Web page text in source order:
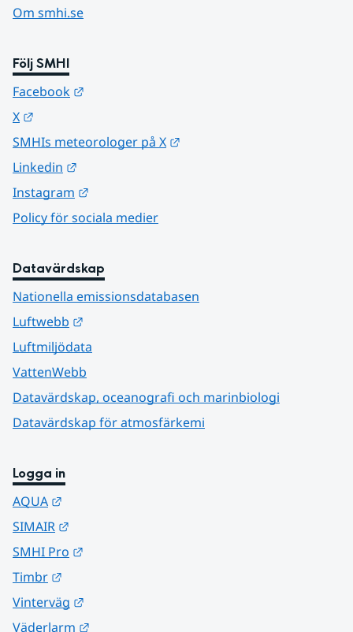
Om smhi.se
Följ SMHI
Facebook
X
SMHIs meteorologer på X
Linkedin
Instagram
Policy för sociala medier
Datavärdskap
Nationella emissionsdatabasen
Luftwebb
Luftmiljödata
VattenWebb
Datavärdskap, oceanografi och marinbiologi
Datavärdskap för atmosfärkemi
Logga in
AQUA
SIMAIR
SMHI Pro
Timbr
Vinterväg
Väderlarm